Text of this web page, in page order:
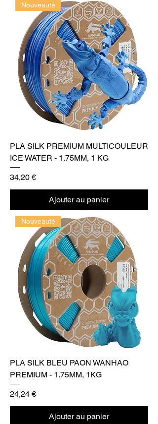
Nouveauté
PLA SILK PREMIUM MULTICOULEUR
ICE WATER - 1.75MM, 1 KG
Prix
34,20 €
Ajouter au panier
Nouveauté
PLA SILK BLEU PAON WANHAO
PREMIUM - 1.75MM, 1KG
Prix
24,24 €
Ajouter au panier